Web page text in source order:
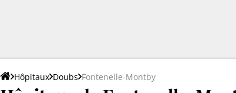
Hôpitaux Doubs Fontenelle-Montby